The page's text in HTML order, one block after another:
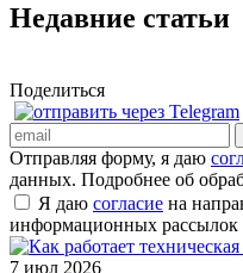
Недавние статьи
Поделиться
Отправляя форму, я даю
данных. Подробнее об
Я даю согласие на
информационных рассылок
7 июл 2026